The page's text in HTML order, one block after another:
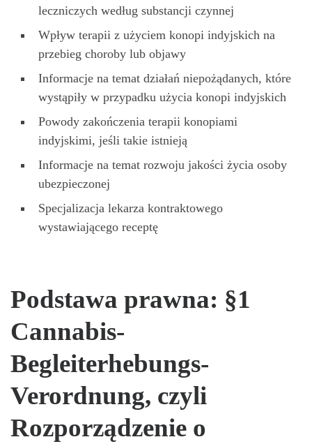
leczniczych według substancji czynnej
Wpływ terapii z użyciem konopi indyjskich na
przebieg choroby lub objawy
Informacje na temat działań niepożądanych, które
wystąpiły w przypadku użycia konopi indyjskich
Powody zakończenia terapii konopiami
indyjskimi, jeśli takie istnieją
Informacje na temat rozwoju jakości życia osoby
ubezpieczonej
Specjalizacja lekarza kontraktowego
wystawiającego receptę
Podstawa prawna: §1
Cannabis-
Begleiterhebungs-
Verordnung, czyli
Rozporządzenie o